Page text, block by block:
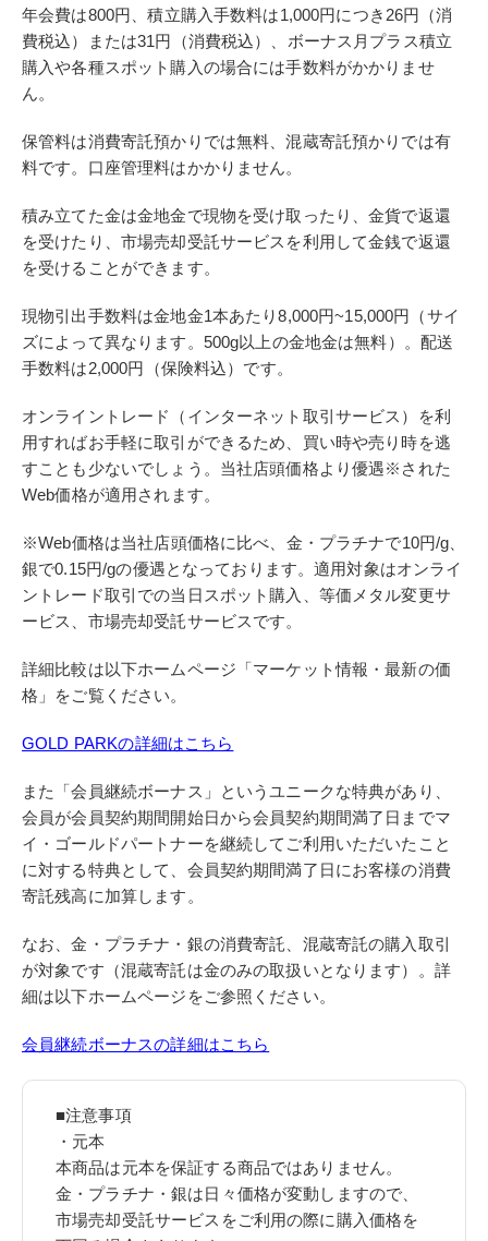
年会費は800円、積立購入手数料は1,000円につき26円（消
費税込）または31円（消費税込）、ボーナス月プラス積立
購入や各種スポット購入の場合には手数料がかかりませ
ん。
保管料は消費寄託預かりでは無料、混蔵寄託預かりでは有
料です。口座管理料はかかりません。
積み立てた金は金地金で現物を受け取ったり、金貨で返還
を受けたり、市場売却受託サービスを利用して金銭で返還
を受けることができます。
現物引出手数料は金地金1本あたり8,000円~15,000円（サイ
ズによって異なります。500g以上の金地金は無料）。配送
手数料は2,000円（保険料込）です。
オンライントレード（インターネット取引サービス）を利
用すればお手軽に取引ができるため、買い時や売り時を逃
すことも少ないでしょう。当社店頭価格より優遇※された
Web価格が適用されます。
※Web価格は当社店頭価格に比べ、金・プラチナで10円/g、
銀で0.15円/gの優遇となっております。適用対象はオンライ
ントレード取引での当日スポット購入、等価メタル変更サ
ービス、市場売却受託サービスです。
詳細比較は以下ホームページ「マーケット情報・最新の価
格」をご覧ください。
GOLD PARKの詳細はこちら
また「会員継続ボーナス」というユニークな特典があり、
会員が会員契約期間開始日から会員契約期間満了日までマ
イ・ゴールドパートナーを継続してご利用いただいたこと
に対する特典として、会員契約期間満了日にお客様の消費
寄託残高に加算します。
なお、金・プラチナ・銀の消費寄託、混蔵寄託の購入取引
が対象です（混蔵寄託は金のみの取扱いとなります）。詳
細は以下ホームページをご参照ください。
会員継続ボーナスの詳細はこちら
■注意事項
・元本
本商品は元本を保証する商品ではありません。
金・プラチナ・銀は日々価格が変動しますので、
市場売却受託サービスをご利用の際に購入価格を